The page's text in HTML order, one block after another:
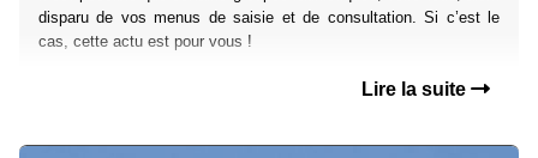
disparu de vos menus de saisie et de consultation. Si c’est le
cas, cette actu est pour vous !
Lire la suite